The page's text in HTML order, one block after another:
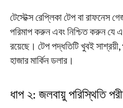
টেস্টেক্স রেপ্লিকা টেপ বা রাফনেস
পরিমাপ করুন এবং নিশ্চিত করুন
রয়েছে। টেপ পদ্ধতিটি খুবই
হাজার মার্কিন ডলার।
ধাপ ২: জলবায়ু পরিস্থিতি